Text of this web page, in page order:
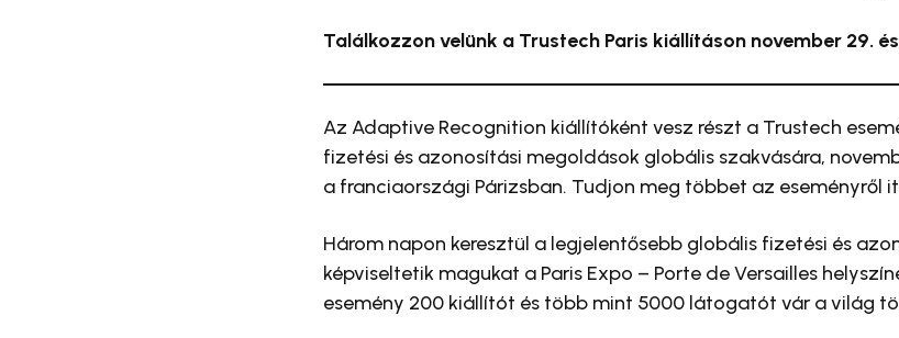
Találkozzon velünk a Trustech Paris kiállításon november 29.
Az Adaptive Recognition kiállítóként vesz részt a Trustech
fizetési és azonosítási megoldások globális szakvására,
a franciaországi Párizsban. Tudjon meg többet az eseményről
Három napon keresztül a legjelentősebb globális fizetési és
képviseltetik magukat a Paris Expo – Porte de Versailles
esemény 200 kiállítót és több mint 5000 látogatót vár a világ